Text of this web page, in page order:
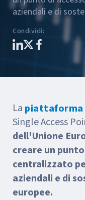
aziendali e di
Condividi:
La piattaforma
Single Access
dell'Unione
creare un
centralizzato
aziendali e di
europee.